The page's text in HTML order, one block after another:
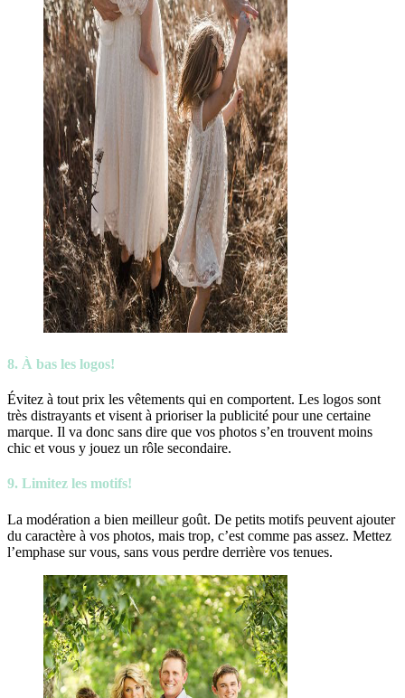
8. À bas les logos!
Évitez à tout prix les vêtements qui en comportent. Les logos sont
très distrayants et visent à prioriser la publicité pour une certaine
marque. Il va donc sans dire que vos photos s’en trouvent moins
chic et vous y jouez un rôle secondaire.
9. Limitez les motifs!
La modération a bien meilleur goût. De petits motifs peuvent ajouter
du caractère à vos photos, mais trop, c’est comme pas assez. Mettez
l’emphase sur vous, sans vous perdre derrière vos tenues.